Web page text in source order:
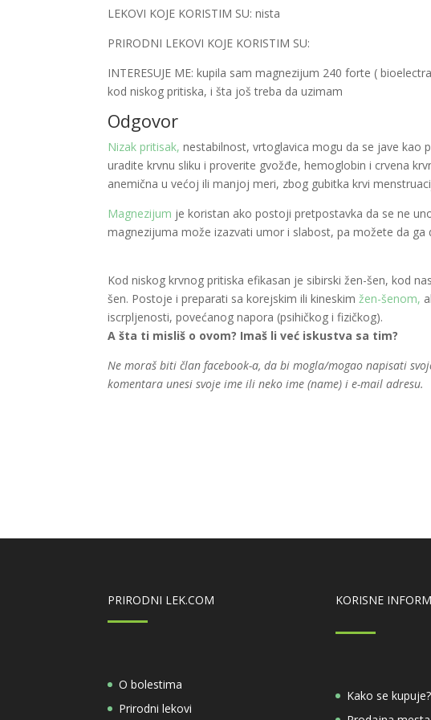
LEKOVI KOJE KORISTIM SU: nista
PRIRODNI LEKOVI KOJE KORISTIM SU:
INTERESUJE ME: kupila sam magnezijum 240 forte (
kod niskog pritiska, i šta još treba da uzimam
Odgovor
Nizak pritisak,nestabilnost, vrtoglavica mogu da se jave kao
uradite krvnu sliku i proverite gvožđe, hemoglobin i crvena
anemična u većoj ili manjoj meri, zbog gubitka krvi
Magnezijum je koristan ako postoji pretpostavka da se ne
magnezijuma može izazvati umor i slabost, pa možete da ga
Kod niskog krvnog pritiska efikasan je sibirski žen-šen, kod
šen. Postoje i preparati sa korejskim ili kineskimžen-šenom,
iscrpljenosti, povećanog napora (psihičkog i fizičkog).
A šta ti misliš o ovom? Imaš li već iskustva sa tim?
Ne moraš biti član facebook-a, da bi mogla/mogao napisati
komentara unesi svoje ime ili neko ime (name) i e-mail adresu.
PRIRODNI LEK.COM
O bolestima
Prirodni lekovi
KORISNE
Kako se kupuje?